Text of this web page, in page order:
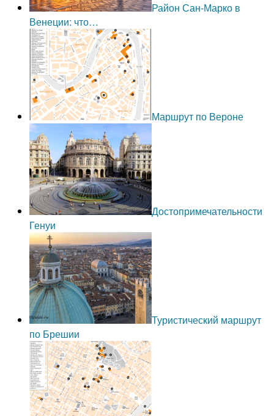
Район Сан-Марко в
Венеции: что…
Маршрут по Вероне
Достопримечательности
Генуи
Туристический маршрут
по Брешии